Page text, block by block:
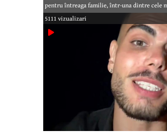
pentru întreaga familie, într-una dintre cele
zone montane ale județului Prahova -
5111 vizualizari